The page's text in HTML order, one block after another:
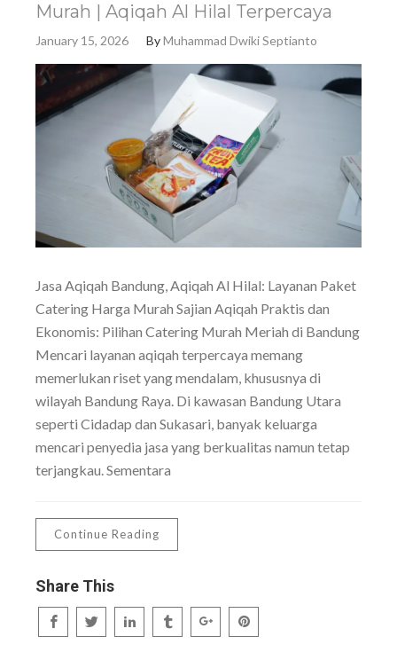
Murah | Aqiqah Al Hilal Terpercaya
January 15, 2026 ByMuhammad Dwiki Septianto
Jasa Aqiqah Bandung, Aqiqah Al Hilal: Layanan Paket
Catering Harga Murah Sajian Aqiqah Praktis dan
Ekonomis: Pilihan Catering Murah Meriah di Bandung
Mencari layanan aqiqah terpercaya memang
memerlukan riset yang mendalam, khususnya di
wilayah Bandung Raya. Di kawasan Bandung Utara
seperti Cidadap dan Sukasari, banyak keluarga
mencari penyedia jasa yang berkualitas namun tetap
terjangkau. Sementara
Continue Reading
Share This